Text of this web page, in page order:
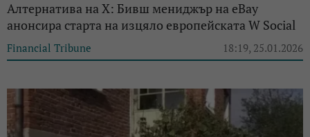
Алтернатива на X: Бивш мениджър на eBay
анонсира старта на изцяло европейската W Social
Financial Tribune 18:19, 25.01.2026